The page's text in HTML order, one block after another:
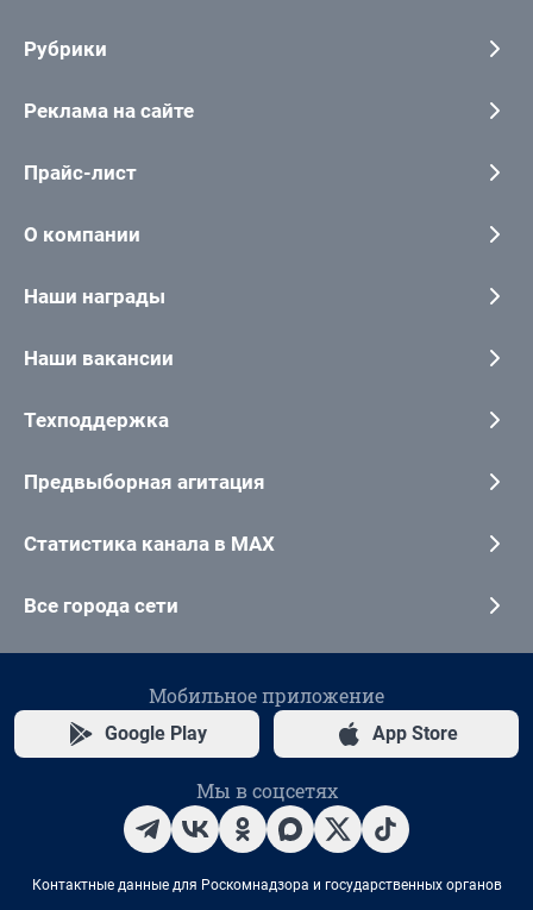
Рубрики
Реклама на сайте
Прайс-лист
О компании
Наши награды
Наши вакансии
Техподдержка
Предвыборная агитация
Статистика канала в MAX
Все города сети
Мобильное приложение
Google Play App Store
Мы в соцсетях
Контактные данные для Роскомнадзора и государственных органов